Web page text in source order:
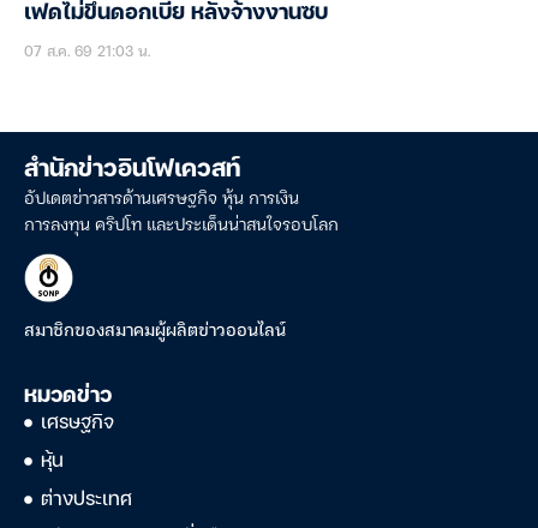
เฟดไม่ขึ้นดอกเบี้ย หลังจ้างงานซบ
07 ส.ค. 69 21:03 น.
สำนักข่าวอินโฟเควสท์
อัปเดตข่าวสารด้านเศรษฐกิจ หุ้น การเงิน
การลงทุน คริปโท และประเด็นน่าสนใจรอบโลก
สมาชิกของสมาคมผู้ผลิตข่าวออนไลน์
หมวดข่าว
เศรษฐกิจ
หุ้น
ต่างประเทศ